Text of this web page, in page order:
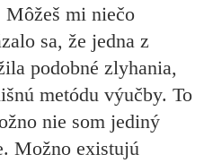
Môžeš mi niečo
sa, že jedna z
podobné zlyhania,
metódu výučby. To
nie som jediný
Možno existujú